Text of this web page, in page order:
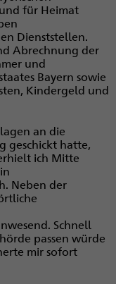
für Heimat
Dienststellen.
Abrechnung der
und
Bayern sowie
Kindergeld und
an die
geschickt hatte,
ich Mitte
Neben der
Schnell
passen würde
mir sofort